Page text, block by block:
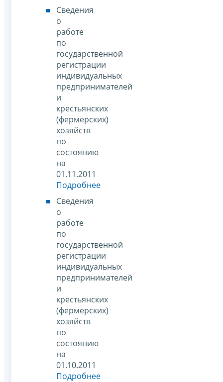
Сведения
о
работе
по
государственной
регистрации
индивидуальных
предпринимателей
и
крестьянских
(фермерских)
хозяйств
по
состоянию
на
01.11.2011
Подробнее
Сведения
о
работе
по
государственной
регистрации
индивидуальных
предпринимателей
и
крестьянских
(фермерских)
хозяйств
по
состоянию
на
01.10.2011
Подробнее